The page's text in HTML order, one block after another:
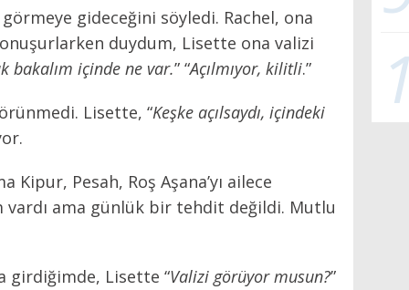
gideceğini söyledi. Rachel, ona
duydum, Lisette ona valizi
bakalım içinde ne var.” “Açılmıyor, kilitli.”
Lisette, “Keşke açılsaydı, içindeki
Pesah, Roş Aşana’yı ailece
ama günlük bir tehdit değildi. Mutlu
girdiğimde, Lisette “Valizi görüyor musun?”